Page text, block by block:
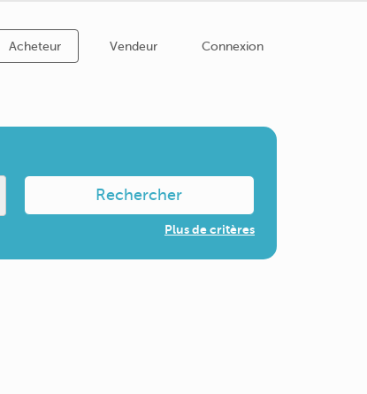
Acheteur Vendeur Connexion
Rechercher
Plus de critères